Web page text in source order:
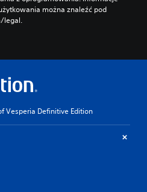
można znaleźć pod
legal.
Vesperia Definitive Edition